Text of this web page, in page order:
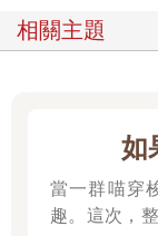
相關主題
如
當一群喵穿
趣。這次，